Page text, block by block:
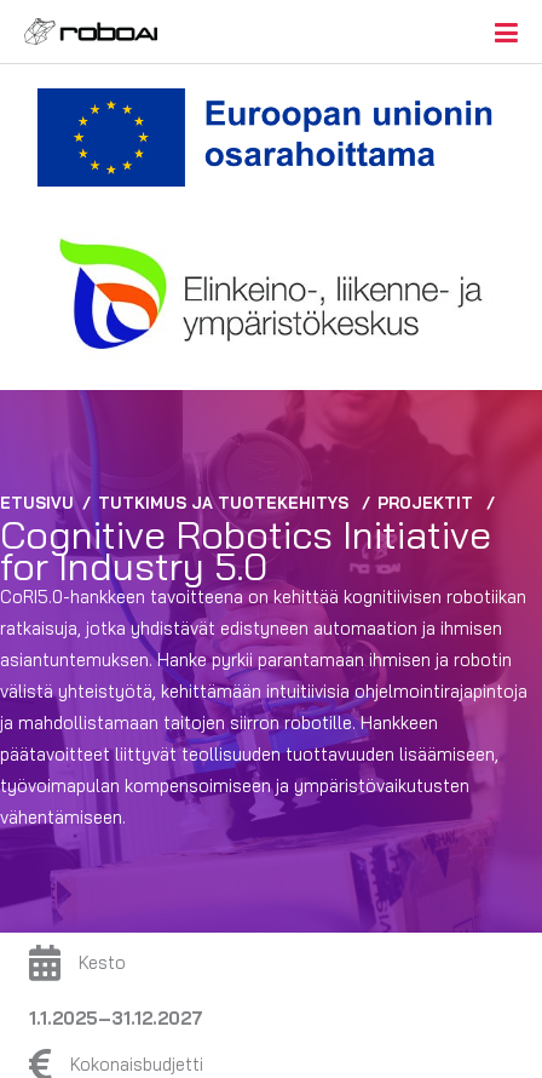
ETUSIVU / TUTKIMUS JA TUOTEKEHITYS / PROJEKTIT /
Cognitive Robotics Initiative
for Industry 5.0
CoRI5.0-hankkeen tavoitteena on kehittää kognitiivisen robotiikan
ratkaisuja, jotka yhdistävät edistyneen automaation ja ihmisen
asiantuntemuksen. Hanke pyrkii parantamaan ihmisen ja robotin
välistä yhteistyötä, kehittämään intuitiivisia ohjelmointirajapintoja
ja mahdollistamaan taitojen siirron robotille. Hankkeen
päätavoitteet liittyvät teollisuuden tuottavuuden lisäämiseen,
työvoimapulan kompensoimiseen ja ympäristövaikutusten
vähentämiseen.
Kesto
1.1.2025–31.12.2027
Kokonaisbudjetti